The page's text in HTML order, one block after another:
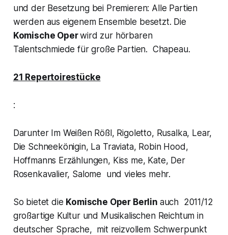
und der Besetzung bei Premieren: Alle Partien
werden aus eigenem Ensemble besetzt. Die
Komische Operwird zur hörbaren
Talentschmiede für große Partien. Chapeau.
21 Repertoirestücke
:
Darunter Im Weißen Rößl, Rigoletto, Rusalka, Lear,
Die Schneekönigin, La Traviata, Robin Hood,
Hoffmanns Erzählungen, Kiss me, Kate, Der
Rosenkavalier, Salome und vieles mehr.
So bietet die Komische Oper Berlin auch 2011/12
großartige Kultur und Musikalischen Reichtum in
deutscher Sprache, mit reizvollem Schwerpunkt